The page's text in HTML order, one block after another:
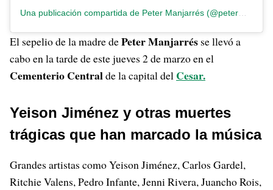
Una publicación compartida de Peter Manjarrés (@petermanjarres)
El sepelio de la madre dePeter Manjarrés se llevó a
cabo en la tarde de este jueves 2 de marzo en el
Cementerio Centralde la capital del Cesar.
Yeison Jiménez y otras muertes
trágicas que han marcado la música
Grandes artistas como Yeison Jiménez, Carlos Gardel,
Ritchie Valens, Pedro Infante, Jenni Rivera, Juancho Rois,